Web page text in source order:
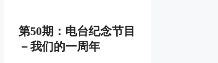
第50期：电台纪念节目
－我们的一周年